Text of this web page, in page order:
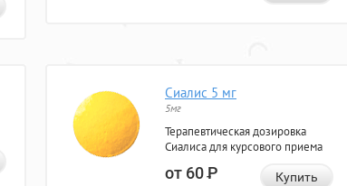
Сиалис 5 мг
5мг
Терапевтическая дозировка
Сиалиса для курсового приема
от 60Р Купить